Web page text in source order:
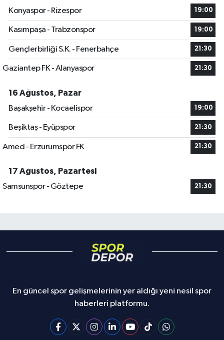
Konyaspor - Rizespor
19:00
Kasımpaşa - Trabzonspor 19:00
Gençlerbirliği S.K. - Fenerbahçe 21:30
Gaziantep FK - Alanyaspor 21:30
16 Ağustos, Pazar
Başakşehir - Kocaelispor
19:00
Beşiktaş - Eyüpspor 21:30
Amed - Erzurumspor FK 21:30
17 Ağustos, Pazartesi
Samsunspor - Göztepe
21:30
En güncel spor gelişmelerinin yer aldığı yeni nesil spor
haberleri platformu.